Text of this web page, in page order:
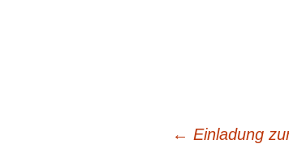
← Einladung